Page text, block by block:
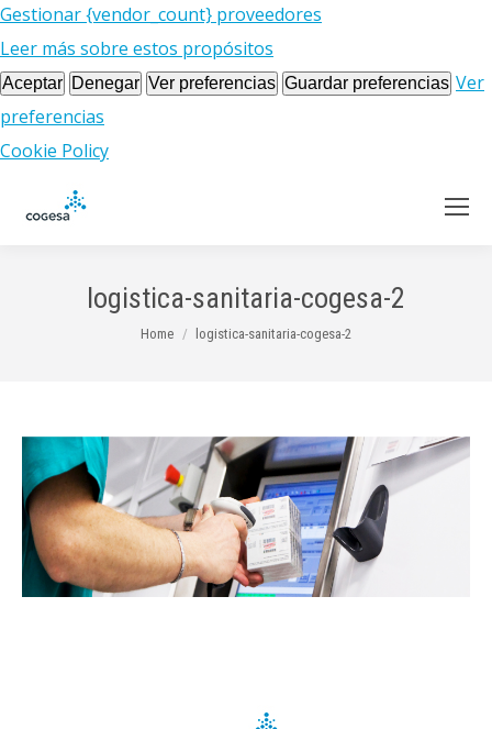
Gestionar {vendor_count} proveedores
Leer más sobre estos propósitos
Aceptar Denegar Ver preferencias Guardar preferencias Ver
preferencias
Cookie Policy
logistica-sanitaria-cogesa-2
You are here:
Home logistica-sanitaria-cogesa-2